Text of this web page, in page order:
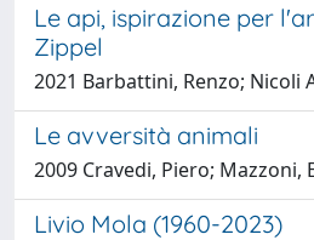
Le api, ispirazione per
Zippel
2021 Barbattini, Renzo; Nicoli
Le avversità animali
2009 Cravedi, Piero; Mazzoni,
Livio Mola (1960-2023)